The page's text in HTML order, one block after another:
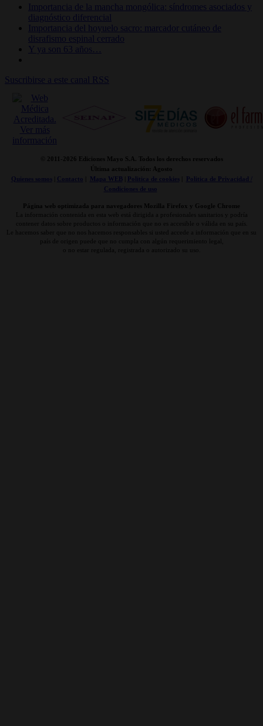
Importancia de la mancha mongólica: síndromes asociados y
diagnóstico diferencial
Importancia del hoyuelo sacro: marcador cutáneo de
disrafismo espinal cerrado
Y ya son 63 años…
Suscribirse a este canal RSS
© 2011- 2026 Ediciones Mayo S.A. Todos los derechos reservados
Última actualización: Agosto
Quienes somos| Contacto Mapa WEB| Politica de cookies|
Politica de Privacidad /
Condiciones de uso
Página web optimizada para navegadores Mozilla Firefox y Google Chrome
La información contenida en esta web está dirigida a profesionales sanitarios y podría
contener datos sobre productos o información que no es accesible o válida en su país.
Le hacemos saber que no nos hacemos responsables si usted accede a información que en su
país de origen puede que no cumpla con algún requerimiento legal,
o no estar regulada, registrada o autorizado su uso.